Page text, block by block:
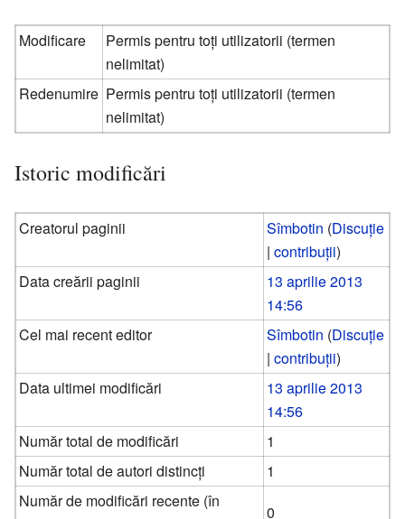
Modificare
Permis pentru toți utilizatorii (termen
nelimitat)
Redenumire Permis pentru toți utilizatorii (termen
nelimitat)
Istoric modificări
Creatorul paginii Sîmbotin (Discuție
|contribuții)
Data creării paginii
13 aprilie 2013
14:56
Cel mai recent editor
Sîmbotin (Discuție
|contribuții)
Data ultimei modificări
13 aprilie 2013
14:56
Număr total de modificări
1
Număr total de autori distincți
1
Număr de modificări recente (în
0